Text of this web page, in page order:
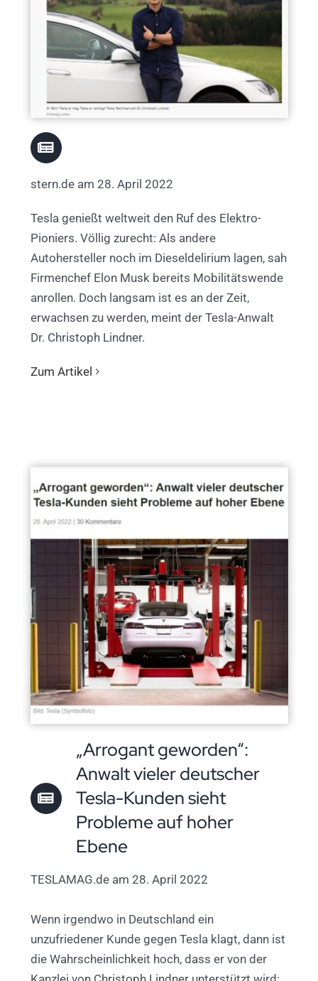
stern.de am 28. April 2022
Tesla genießt weltweit den Ruf des Elektro-
Pioniers. Völlig zurecht: Als andere
Autohersteller noch im Dieseldelirium lagen, sah
Firmenchef Elon Musk bereits Mobilitätswende
anrollen. Doch langsam ist es an der Zeit,
erwachsen zu werden, meint der Tesla-Anwalt
Dr. Christoph Lindner.
Zum Artikel
„Arrogant geworden“:
Anwalt vieler deutscher
Tesla-Kunden sieht
Probleme auf hoher
Ebene
TESLAMAG.de am 28. April 2022
Wenn irgendwo in Deutschland ein
unzufriedener Kunde gegen Tesla klagt, dann ist
die Wahrscheinlichkeit hoch, dass er von der